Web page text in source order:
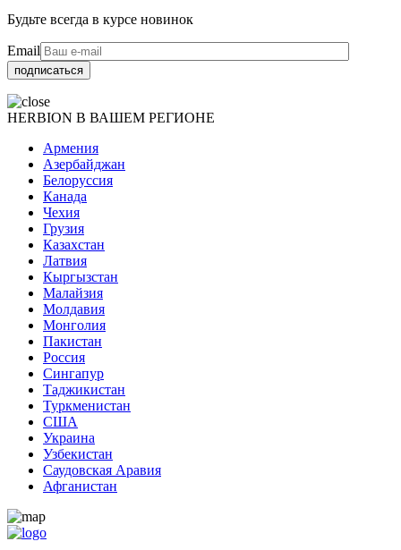
Будьте всегда в курсе новинок
Email
HERBION В ВАШЕМ РЕГИОНЕ
Армения
Азербайджан
Белоруссия
Канада
Чехия
Грузия
Казахстан
Латвия
Кыргызстан
Малайзия
Молдавия
Монголия
Пакистан
Россия
Сингапур
Таджикистан
Туркменистан
США
Украина
Узбекистан
Саудовская Аравия
Афганистан